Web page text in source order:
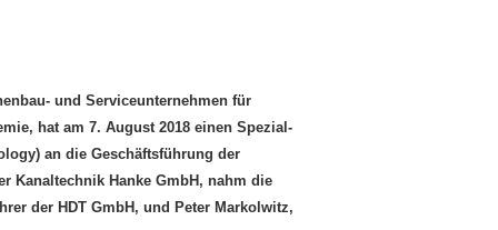
und Serviceunternehmen für
hat am 7. August 2018 einen Spezial-
an die Geschäftsführung der
Kanaltechnik Hanke GmbH, nahm die
der HDT GmbH, und Peter Markolwitz,
und Sperrung einzelner